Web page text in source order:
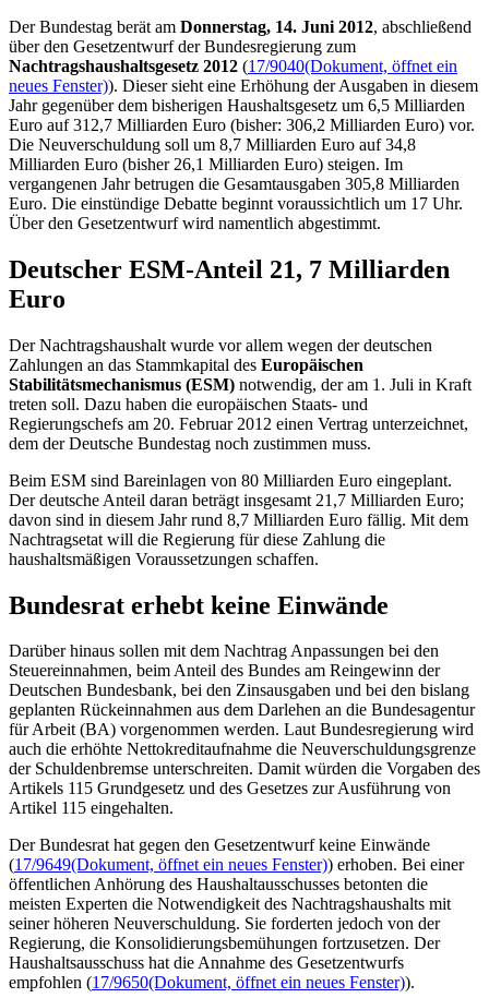
Der Bundestag berät am Donnerstag, 14. Juni 2012, abschließend
über den Gesetzentwurf der Bundesregierung zum
Nachtragshaushaltsgesetz 2012 (17/9040(Dokument, öffnet ein
neues Fenster)). Dieser sieht eine Erhöhung der Ausgaben in diesem
Jahr gegenüber dem bisherigen Haushaltsgesetz um 6,5 Milliarden
Euro auf 312,7 Milliarden Euro (bisher: 306,2 Milliarden Euro) vor.
Die Neuverschuldung soll um 8,7 Milliarden Euro auf 34,8
Milliarden Euro (bisher 26,1 Milliarden Euro) steigen. Im
vergangenen Jahr betrugen die Gesamtausgaben 305,8 Milliarden
Euro. Die einstündige Debatte beginnt voraussichtlich um 17 Uhr.
Über den Gesetzentwurf wird namentlich abgestimmt.
Deutscher ESM-Anteil 21, 7 Milliarden
Euro
Der Nachtragshaushalt wurde vor allem wegen der deutschen
Zahlungen an das Stammkapital des Europäischen
Stabilitätsmechanismus (ESM) notwendig, der am 1. Juli in Kraft
treten soll. Dazu haben die europäischen Staats- und
Regierungschefs am 20. Februar 2012 einen Vertrag unterzeichnet,
dem der Deutsche Bundestag noch zustimmen muss.
Beim ESM sind Bareinlagen von 80 Milliarden Euro eingeplant.
Der deutsche Anteil daran beträgt insgesamt 21,7 Milliarden Euro;
davon sind in diesem Jahr rund 8,7 Milliarden Euro fällig. Mit dem
Nachtragsetat will die Regierung für diese Zahlung die
haushaltsmäßigen Voraussetzungen schaffen.
Bundesrat erhebt keine Einwände
Darüber hinaus sollen mit dem Nachtrag Anpassungen bei den
Steuereinnahmen, beim Anteil des Bundes am Reingewinn der
Deutschen Bundesbank, bei den Zinsausgaben und bei den bislang
geplanten Rückeinnahmen aus dem Darlehen an die Bundesagentur
für Arbeit (BA) vorgenommen werden. Laut Bundesregierung wird
auch die erhöhte Nettokreditaufnahme die Neuverschuldungsgrenze
der Schuldenbremse unterschreiten. Damit würden die Vorgaben des
Artikels 115 Grundgesetz und des Gesetzes zur Ausführung von
Artikel 115 eingehalten.
Der Bundesrat hat gegen den Gesetzentwurf keine Einwände
(17/9649(Dokument, öffnet ein neues Fenster)) erhoben. Bei einer
öffentlichen Anhörung des Haushaltausschusses betonten die
meisten Experten die Notwendigkeit des Nachtragshaushalts mit
seiner höheren Neuverschuldung. Sie forderten jedoch von der
Regierung, die Konsolidierungsbemühungen fortzusetzen. Der
Haushaltsausschuss hat die Annahme des Gesetzentwurfs
empfohlen (17/9650(Dokument, öffnet ein neues Fenster)).